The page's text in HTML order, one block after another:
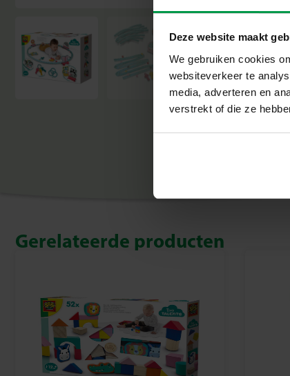
Deze website maakt
We gebruiken cookies
websiteverkeer te
media, adverteren en
verstrekt of die ze
Gerelateerde producten